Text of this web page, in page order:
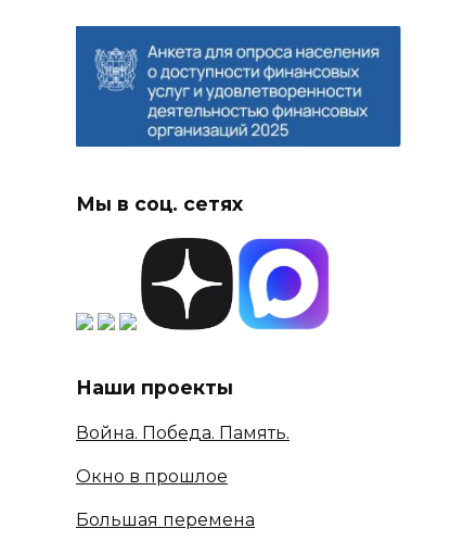
Мы в соц. сетях
Наши проекты
Война. Победа. Память.
Окно в прошлое
Большая перемена